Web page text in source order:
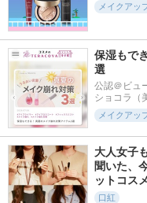
メイクアッ
保湿もで
選
公認＠ビュ
ショコラ（
メイクアッ
大人女子
聞いた、
ットコス
口紅